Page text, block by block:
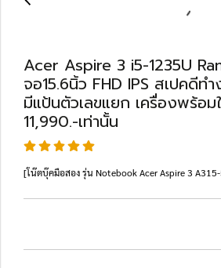
Acer Aspire 3 i5-1235U
จอ15.6นิ้ว FHD IPS สเปคดีท
มีแป้นตัวเลขแยก เครื่องพร้อม
11,990.-เท่านั้น
[โน๊ตบุ๊คมือสอง รุ่น Notebook Acer Aspire 3